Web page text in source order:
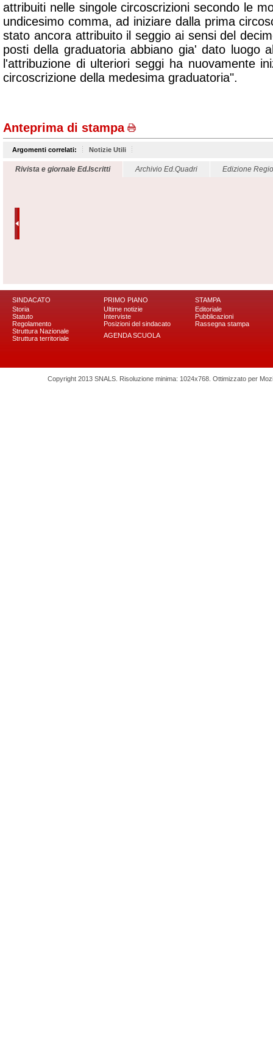
attribuiti nelle singole circoscrizioni secondo le
undicesimo comma, ad iniziare dalla prima
stato ancora attribuito il seggio ai sensi del
posti della graduatoria abbiano gia' dato luogo
l'attribuzione di ulteriori seggi ha nuovamente
circoscrizione della medesima graduatoria".
Anteprima di stampa
Argomenti correlati: Notizie Utili
Rivista e giornale Ed.Iscritti Archivio Ed.Quadri Edizione
SINDACATO
Storia
Statuto
Regolamento
Struttura Nazionale
Struttura territoriale
PRIMO PIANO
Ultime notizie
Interviste
Posizioni del sindacato
AGENDA SCUOLA
STAMPA
Editoriale
Pubblicazioni
Rassegna stampa
Copyright 2013 SNALS. Risoluzione minima: 1024x768. Ottimizzato per